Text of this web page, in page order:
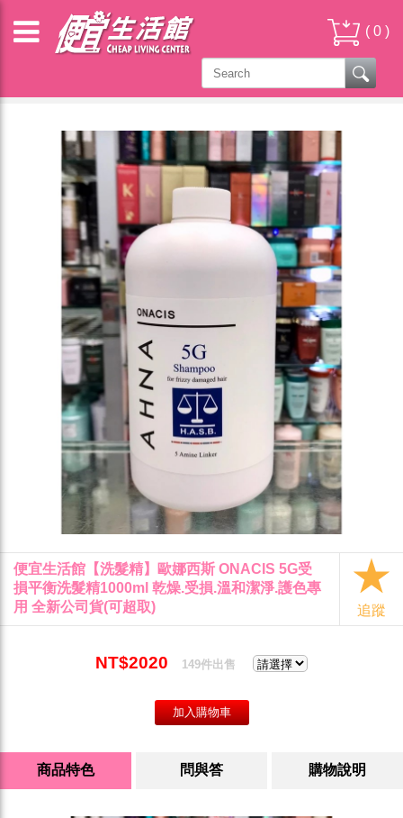
( 0 )
雅如詩 ENIE & 歐娜西斯ONACIS
便宜生活館【洗髮精】歐娜西斯 ONACIS 5G受
損平衡洗髮精1000ml 乾燥.受損.溫和潔淨.護色專
用 全新公司貨(可超取)
追蹤
NT$2020 149件出售
商品特色 問與答 購物說明